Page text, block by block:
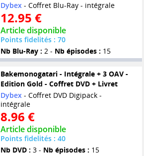
Dybex- Coffret Blu-Ray - intégrale
12.95 €
Article disponible
Points fidelités : 70
Nb Blu-Ray : 2 - Nb épisodes : 15
Bakemonogatari - Intégrale + 3 OAV -
Edition Gold - Coffret DVD + Livret
Dybex- Coffret DVD Digipack -
intégrale
8.96 €
Article disponible
Points fidelités : 40
Nb DVD : 3 - Nb épisodes : 15